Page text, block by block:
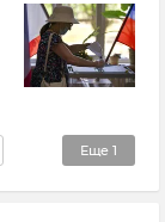
Еще 1